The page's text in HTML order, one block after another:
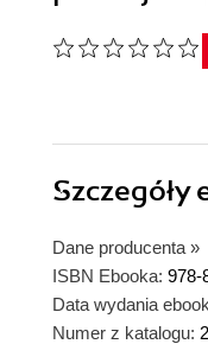
Szczegóły
Dane producenta »
ISBN Ebooka: 978-
Data wydania
Numer z katalogu: